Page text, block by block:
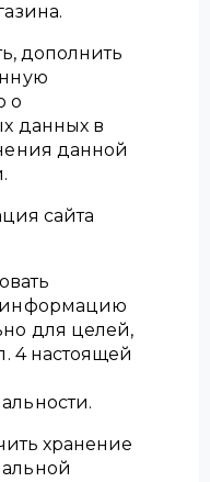
дополнить
о
данных в
данной
сайта
для целей,
4 настоящей
хранение